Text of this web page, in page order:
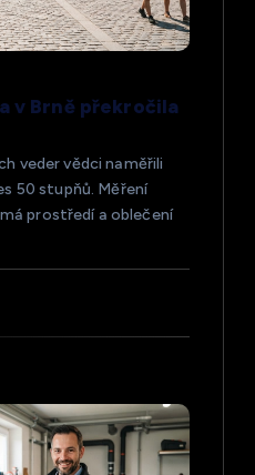
v Brně překročila
veder vědci naměřili
50 stupňů. Měření
prostředí a oblečení